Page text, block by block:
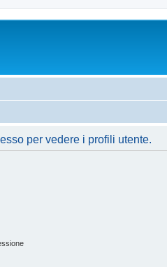
per vedere i profili utente.